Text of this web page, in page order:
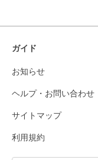
ガイド
お知らせ
ヘルプ・お問い合わせ
サイトマップ
利用規約